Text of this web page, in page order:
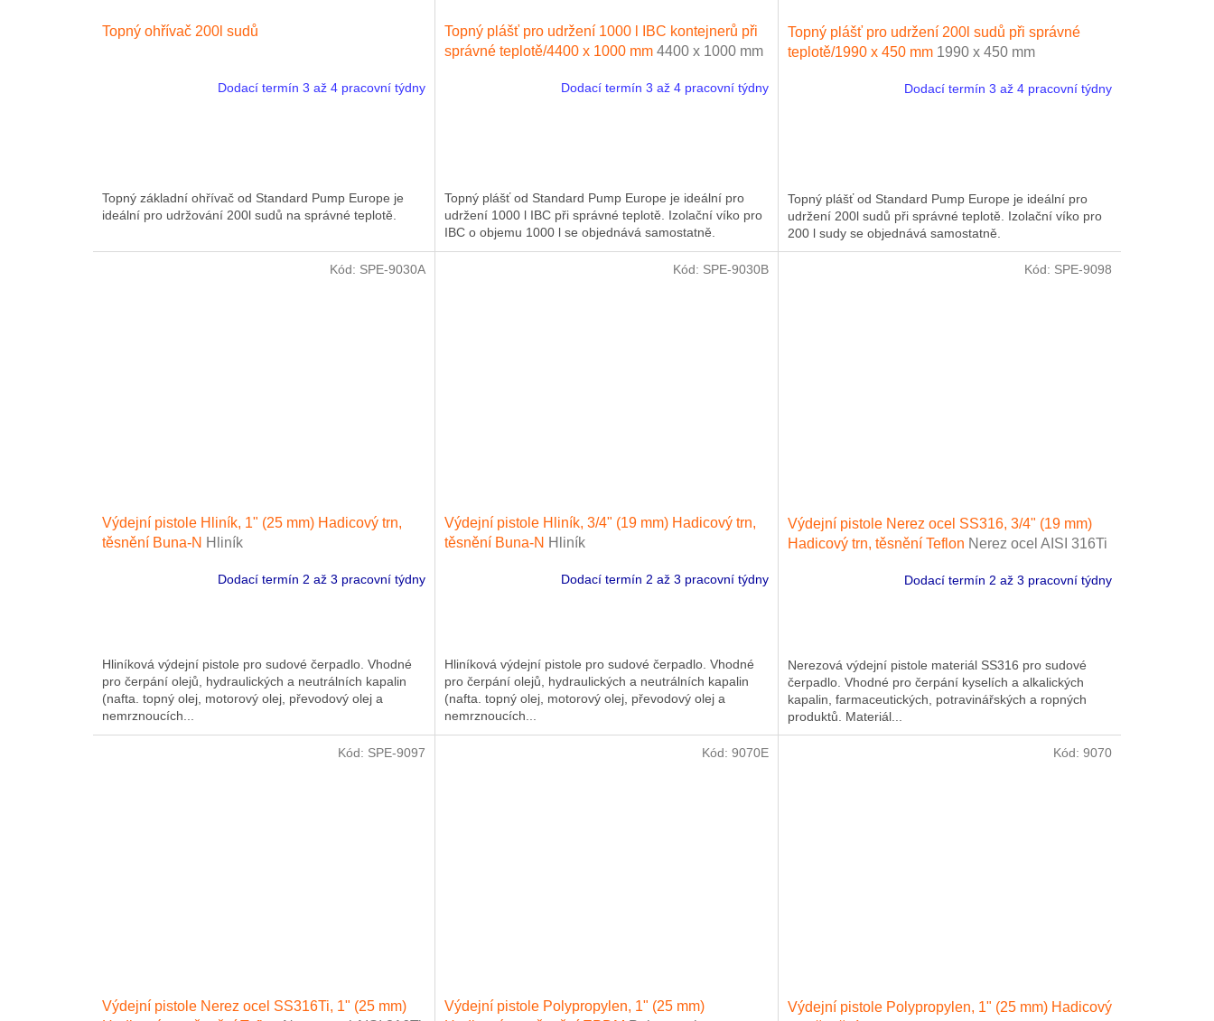
Topný ohřívač 200l sudů
Dodací termín 3 až 4 pracovní týdny
Topný základní ohřívač od Standard Pump Europe je
ideální pro udržování 200l sudů na správné teplotě.
Topný plášť pro udržení 1000 l IBC kontejnerů při
správné teplotě/4400 x 1000 mm4400 x 1000 mm
Dodací termín 3 až 4 pracovní týdny
Topný plášť od Standard Pump Europe je ideální pro
udržení 1000 l IBC při správné teplotě. Izolační víko pro
IBC o objemu 1000 l se objednává samostatně.
Topný plášť pro udržení 200l sudů při správné
teplotě/1990 x 450 mm 1990 x 450 mm
Dodací termín 3 až 4 pracovní týdny
Topný plášť od Standard Pump Europe je ideální pro
udržení 200l sudů při správné teplotě. Izolační víko pro
200 l sudy se objednává samostatně.
Výdejní pistole Hliník, 1" (25 mm) Hadicový trn,
těsnění Buna-N Hliník
Dodací termín 2 až 3 pracovní týdny
Hliníková výdejní pistole pro sudové čerpadlo. Vhodné
pro čerpání olejů, hydraulických a neutrálních kapalin
(nafta. topný olej, motorový olej, převodový olej a
nemrznoucích...
Kód: SPE-9030A
Výdejní pistole Hliník, 3/4" (19 mm) Hadicový trn,
těsnění Buna-N Hliník
Dodací termín 2 až 3 pracovní týdny
Hliníková výdejní pistole pro sudové čerpadlo. Vhodné
pro čerpání olejů, hydraulických a neutrálních kapalin
(nafta. topný olej, motorový olej, převodový olej a
nemrznoucích...
Kód: SPE-9030B
Výdejní pistole Nerez ocel SS316, 3/4" (19 mm)
Hadicový trn, těsnění Teflon Nerez ocel AISI 316Ti
Dodací termín 2 až 3 pracovní týdny
Nerezová výdejní pistole materiál SS316 pro sudové
čerpadlo. Vhodné pro čerpání kyselích a alkalických
kapalin, farmaceutických, potravinářských a ropných
produktů. Materiál...
Kód: SPE-9098
Výdejní pistole Nerez ocel SS316Ti, 1" (25 mm)
Kód: SPE-9097
Výdejní pistole Polypropylen, 1" (25 mm)
Kód: 9070E
Výdejní pistole Polypropylen, 1" (25 mm) Hadicový
Kód: 9070